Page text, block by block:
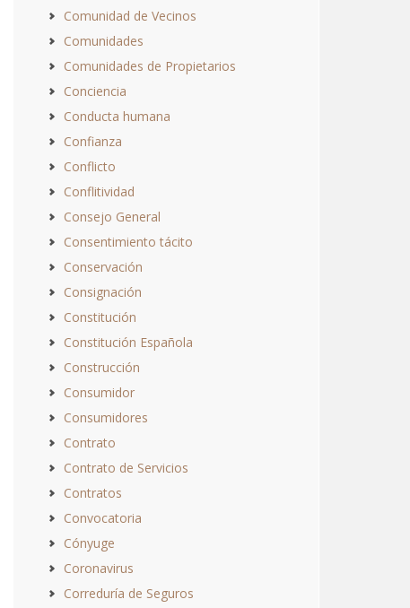
Comunidad de Vecinos
Comunidades
Comunidades de Propietarios
Conciencia
Conducta humana
Confianza
Conflicto
Conflitividad
Consejo General
Consentimiento tácito
Conservación
Consignación
Constitución
Constitución Española
Construcción
Consumidor
Consumidores
Contrato
Contrato de Servicios
Contratos
Convocatoria
Cónyuge
Coronavirus
Correduría de Seguros